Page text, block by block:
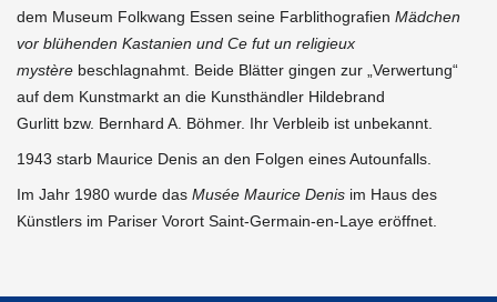
dem Museum Folkwang Essen seine Farblithografien Mädchen
vor blühenden Kastanien und Ce fut un religieux
mystère beschlagnahmt. Beide Blätter gingen zur „Verwertung“
auf dem Kunstmarkt an die Kunsthändler Hildebrand
Gurlitt bzw. Bernhard A. Böhmer. Ihr Verbleib ist unbekannt.
1943 starb Maurice Denis an den Folgen eines Autounfalls.
Im Jahr 1980 wurde das Musée Maurice Denis im Haus des
Künstlers im Pariser Vorort Saint-Germain-en-Laye eröffnet.